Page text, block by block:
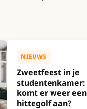
NIEUWS
Zweetfeest in je
studentenkamer:
komt er weer een
hittegolf aan?